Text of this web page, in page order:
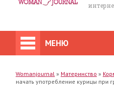
МЕНЮ
Womanjournal » Материнство »
начать употребление курицы при